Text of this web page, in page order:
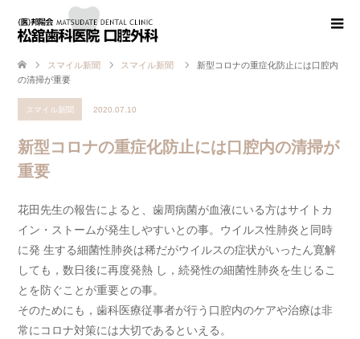
スマイル新聞 スマイル新聞
新型コロナの重症化防止には口腔内
の清掃が重要
スマイル新聞 2020.07.10
新型コロナの重症化防止には口腔内の清掃が
重要
花田先生の報告によると、歯周病菌が血液にいる方はサイトカ
イン・ストームが発生しやすいとの事。ウイルス性肺炎と同時
に発 生する細菌性肺炎は稀だがウイルスの症状がいったん寛解
しても，数日後に再度発熱 し，続発性の細菌性肺炎を生じるこ
とを防ぐことが重要との事。
そのためにも，歯科医療従事者が行う口腔内のケアや治療は非
常にコロナ対策には大切であるといえる。